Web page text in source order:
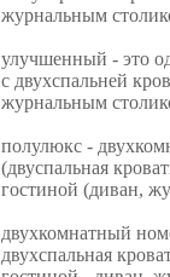
журнальным
улучшенный - это
с двухспальней
журнальным
полулюкс -
(двуспальная
гостиной (диван,
двухкомнатный
двухспальная